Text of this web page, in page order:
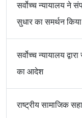
सर्वोच्च न्यायालय ने
सुधार का समर्थन किया
सर्वोच्च न्यायालय
का आदेश
राष्ट्रीय सामाजिक